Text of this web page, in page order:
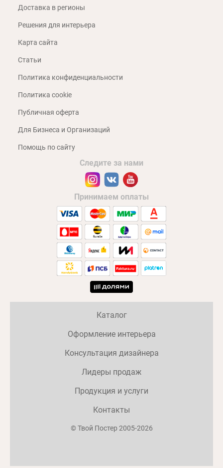
Доставка в регионы
Решения для интерьера
Карта сайта
Статьи
Политика конфиденциальности
Политика cookie
Публичная оферта
Для Бизнеса и Организаций
Помощь по сайту
Следите за нами
Принимаем оплаты
© Твой Постер 2005-2026
Каталог
Оформление интерьера
Консультация дизайнера
Лидеры продаж
Продукция и услуги
Контакты